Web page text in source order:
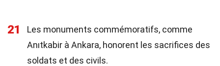
21
Les monuments commémoratifs, comme
Anıtkabir à Ankara, honorent les sacrifices des
soldats et des civils.